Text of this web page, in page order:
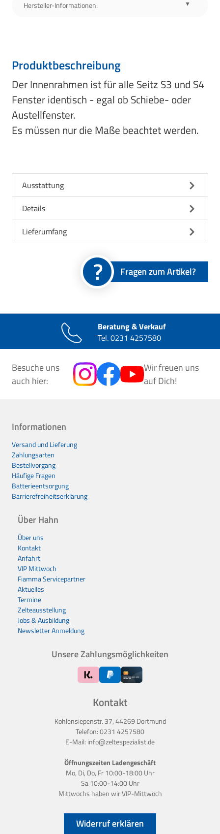
Hersteller-Informationen:
Produktbeschreibung
Der Innenrahmen ist für alle Seitz S3 und S4
Fenster identisch - egal ob Schiebe- oder
Austellfenster.
Es müssen nur die Maße beachtet werden.
Ausstattung
Details
Lieferumfang
Fragen zum Artikel?
Beratung & Verkauf
Tel.0231 4257580
Besuche uns
auch hier:
Wir freuen uns
auf Dich!
Widerruf erklären
Informationen
Versand und Lieferung
Zahlungsarten
Bestellvorgang
Häufige Fragen
Batterieentsorgung
Barrierefreiheitserklärung
Über Hahn
Über uns
Kontakt
Anfahrt
VIP Mittwoch
Fiamma Servicepartner
Aktuelles
Termine
Zelteausstellung
Jobs & Ausbildung
Newsletter Anmeldung
Kontakt
Kohlensiepenstr. 37, 44269 Dortmund
Telefon:0231 4257580
E-Mail: info@zeltespezialist.de
Öffnungszeiten Ladengeschäft
Mo, Di, Do, Fr 10:00-18:00 Uhr
Sa 10:00-14:00 Uhr
Mittwochs haben wirVIP-Mittwoch
Unsere Zahlungsmöglichkeiten